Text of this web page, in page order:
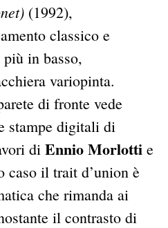
(1992),
classico e
in basso,
variopinta.
di fronte vede
stampe digitali di
di Ennio Morlotti e
caso il trait d’union è
che rimanda ai
il contrasto di